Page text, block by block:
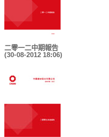
二零一二中期報告
(30-08-2012 18:06)